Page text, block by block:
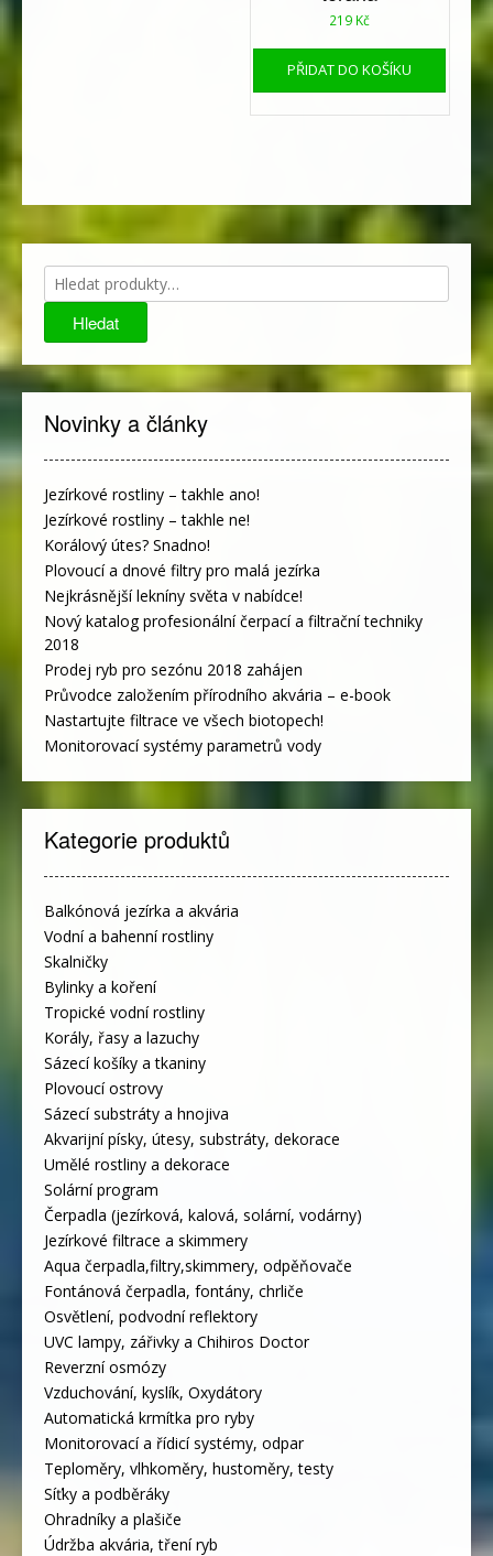
219 Kč
PŘIDAT DO KOŠÍKU
Hledat:
Hledat
Novinky a články
Jezírkové rostliny – takhle ano!
Jezírkové rostliny – takhle ne!
Korálový útes? Snadno!
Plovoucí a dnové filtry pro malá jezírka
Nejkrásnější lekníny světa v nabídce!
Nový katalog profesionální čerpací a filtrační techniky
2018
Prodej ryb pro sezónu 2018 zahájen
Průvodce založením přírodního akvária – e-book
Nastartujte filtrace ve všech biotopech!
Monitorovací systémy parametrů vody
Kategorie produktů
Balkónová jezírka a akvária
Vodní a bahenní rostliny
Skalničky
Bylinky a koření
Tropické vodní rostliny
Korály, řasy a lazuchy
Sázecí košíky a tkaniny
Plovoucí ostrovy
Sázecí substráty a hnojiva
Akvarijní písky, útesy, substráty, dekorace
Umělé rostliny a dekorace
Solární program
Čerpadla (jezírková, kalová, solární, vodárny)
Jezírkové filtrace a skimmery
Aqua čerpadla,filtry,skimmery, odpěňovače
Fontánová čerpadla, fontány, chrliče
Osvětlení, podvodní reflektory
UVC lampy, zářivky a Chihiros Doctor
Reverzní osmózy
Vzduchování, kyslík, Oxydátory
Automatická krmítka pro ryby
Monitorovací a řídicí systémy, odpar
Teploměry, vlhkoměry, hustoměry, testy
Síťky a podběráky
Ohradníky a plašiče
Údržba akvária, tření ryb